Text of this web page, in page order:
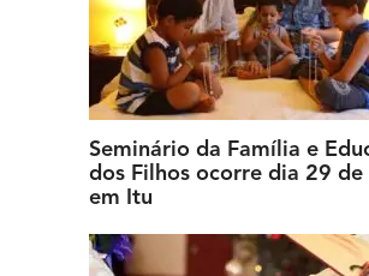
Seminário da Família e
dos Filhos ocorre dia 29 de
em Itu